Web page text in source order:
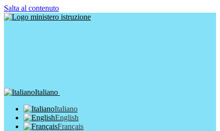
Salta al contenuto
Italiano
Italiano
English
Français